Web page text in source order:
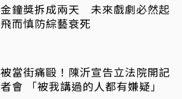
金鐘獎拆成兩天 未來戲劇必然起
飛而慎防綜藝衰死
被當街痛毆！陳沂宣告立法院開記
者會 「被我講過的人都有嫌疑」